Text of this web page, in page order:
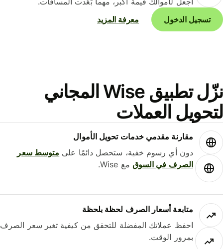
تسجيل الدخول
معرفة المزيد
نزّل تطبيق Wise المجاني
العملات
مقارنة مقدمي خدمات تحويل الأموال
دون أي رسوم خفية، ستحصل دائمًا علىمتوسط ​​سعر
الصرف في السوقمع Wise.
متابعة أسعار الصرف لحظة بلحظة
احفظ عملاتك المفضلة للتحقق من كيفية تغير سعر الصرف
بمرور الوقت.